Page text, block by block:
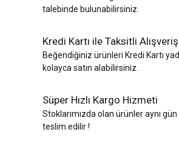
talebinde bulunabilirsiniz.
Kredi Kartı ile Taksitli Alışveriş
Beğendiğiniz ürünleri Kredi Kartı
kolayca satın alabilirsiniz.
Süper Hızlı Kargo Hizmeti
Stoklarımızda olan ürünler aynı
teslim edilir !